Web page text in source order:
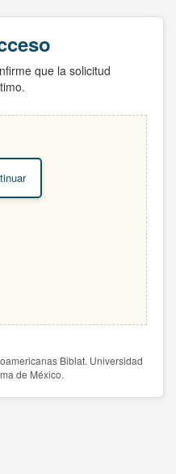
que la solicitud
Biblat. Universidad
de México.